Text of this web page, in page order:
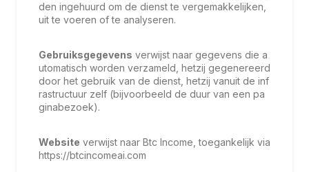
den ingehuurd om de dienst te vergemakkelijken,
uit te voeren of te analyseren.
Gebruiksgegevens verwijst naar gegevens die a
utomatisch worden verzameld, hetzij gegenereerd
door het gebruik van de dienst, hetzij vanuit de inf
rastructuur zelf (bijvoorbeeld de duur van een pa
ginabezoek).
Website verwijst naar Btc Income, toegankelijk via
https://btcincomeai.com